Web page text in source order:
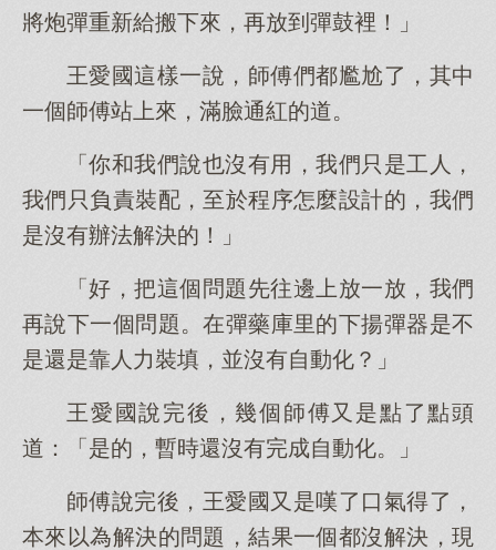
將炮彈重新給搬下來，再放到彈鼓裡！」
王愛國這樣一說，師傅們都尷尬了，其中
一個師傅站上來，滿臉通紅的道。
「你和我們說也沒有用，我們只是工人，
我們只負責裝配，至於程序怎麼設計的，我們
是沒有辦法解決的！」
「好，把這個問題先往邊上放一放，我們
再說下一個問題。在彈藥庫里的下揚彈器是不
是還是靠人力裝填，並沒有自動化？」
王愛國說完後，幾個師傅又是點了點頭
道：「是的，暫時還沒有完成自動化。」
師傅說完後，王愛國又是嘆了口氣得了，
本來以為解決的問題，結果一個都沒解決，現